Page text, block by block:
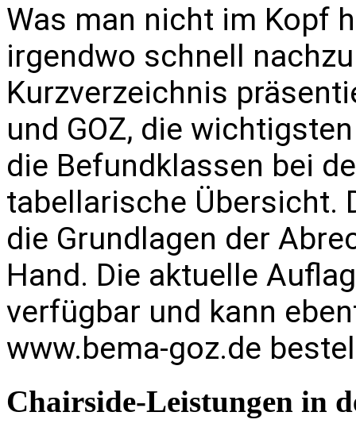
Was man nicht im Kopf
irgendwo schnell
Kurzverzeichnis
und GOZ, die
die Befundklassen bei
tabellarische Übersicht.
die Grundlagen der
Hand. Die aktuelle
verfügbar und kann
www.bema-goz.de
Chairside-Leistungen in